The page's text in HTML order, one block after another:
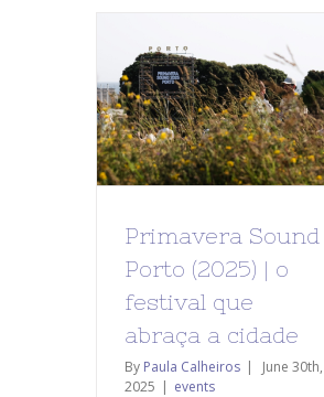
Primavera Sound
Porto (2025) | o
festival que
abraça a cidade
By Paula Calheiros |
June 30th,
2025 | events